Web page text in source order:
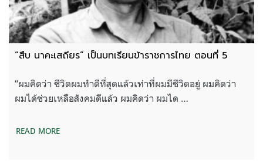
“สืบ นาคะเสถียร” เป็นบทเรียนข้าราชการไทย ตอนที่ 5
“ผมคิดว่า ชีวิตผมทำดีที่สุดแล้วเท่าที่ผมมีชีวิตอยู่ ผมคิดว่า
ผมได้ช่วยเหลือสังคมดีแล้ว ผมคิดว่า ผมได …
READ MORE